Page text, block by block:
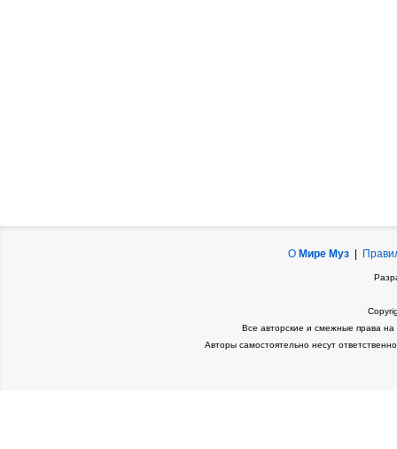
О Мире Муз|
Все авторские и смежные права
Авторы самостоятельно несут